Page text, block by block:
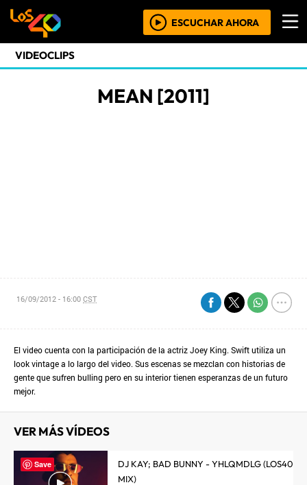
ESCUCHAR AHORA
VIDEOCLIPS
MEAN [2011]
16/09/2012 - 16:00CST
El video cuenta con la participación de la actriz Joey King. Swift utiliza un
look vintage a lo largo del video. Sus escenas se mezclan con historias de
gente que sufren bulling pero en su interior tienen esperanzas de un futuro
mejor.
VER MÁS VÍDEOS
DJ KAY; BAD BUNNY - YHLQMDLG (LOS40
MIX)
Save